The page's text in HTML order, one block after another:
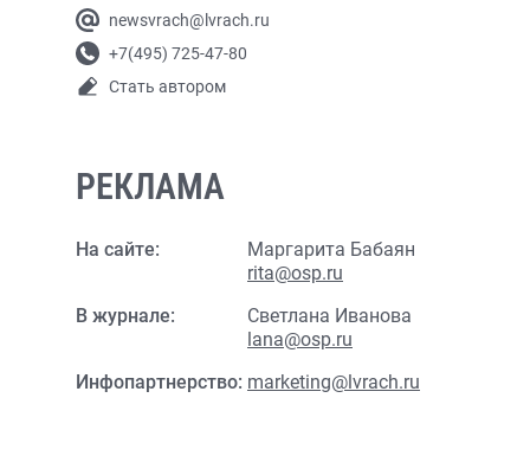
newsvrach@lvrach.ru
+7(495) 725-47-80
Стать автором
РЕКЛАМА
На сайте:
Маргарита Бабаян
rita@osp.ru
В журнале:
Светлана Иванова
lana@osp.ru
Инфопартнерство: marketing@lvrach.ru